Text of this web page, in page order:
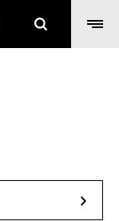
Rechercher